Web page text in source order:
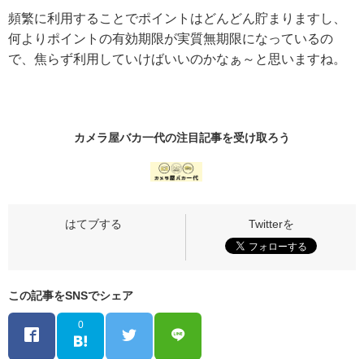
頻繁に利用することでポイントはどんどん貯まりますし、
何よりポイントの有効期限が実質無期限になっているの
で、焦らず利用していけばいいのかなぁ～と思いますね。
カメラ屋バカ一代の注目記事を受け取ろう
この記事をSNSでシェア
0